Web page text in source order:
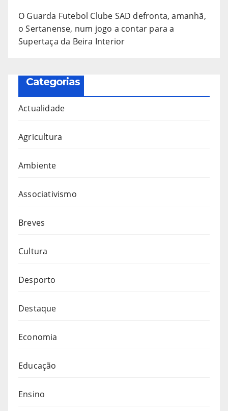
O Guarda Futebol Clube SAD defronta, amanhã,
o Sertanense, num jogo a contar para a
Supertaça da Beira Interior
Categorias
Actualidade
Agricultura
Ambiente
Associativismo
Breves
Cultura
Desporto
Destaque
Economia
Educação
Ensino